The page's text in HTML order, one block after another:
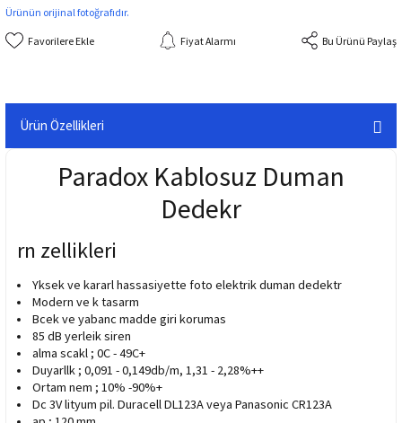
Ürünün orijinal fotoğrafıdır.
Fiyat Alarmı Bu Ürünü Paylaş
Ürün Özellikleri
Paradox Kablosuz Duman
Dedekr
rn zellikleri
Yksek ve kararl hassasiyette foto elektrik duman dedektr
Modern ve k tasarm
Bcek ve yabanc madde giri korumas
85 dB yerleik siren
alma scakl ; 0C - 49C+
Duyarllk ; 0,091 - 0,149db/m, 1,31 - 2,28%++
Ortam nem ; 10% -90%+
Dc 3V lityum pil. Duracell DL123A veya Panasonic CR123A